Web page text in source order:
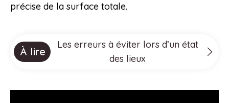
précise de la surface totale.
À lire
Les erreurs à éviter lors d’un état
des lieux